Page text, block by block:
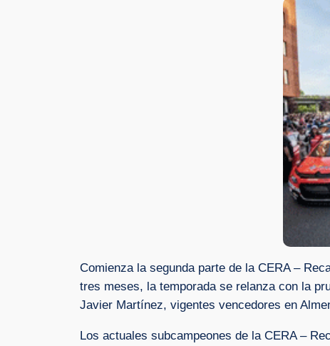
Comienza la segunda parte de la CERA –
tres meses, la temporada se relanza con la
Javier Martínez, vigentes vencedores en
Los actuales subcampeones de la CERA –